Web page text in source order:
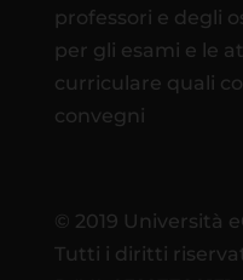
professori e degli
per gli esami e le
curriculare quali
convegni
© 2019 Università
Tutti i diritti